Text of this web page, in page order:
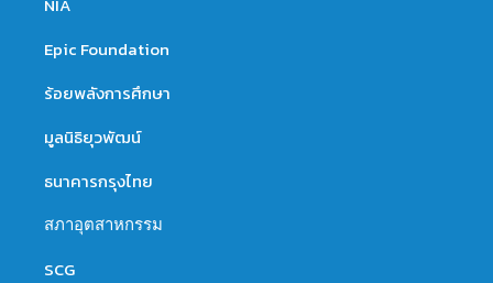
Epic Foundation
ร้อยพลังการศึกษา
มูลนิธิยุวพัฒน์
ธนาคารกรุงไทย
สภาอุตสาหกรรม
SCG